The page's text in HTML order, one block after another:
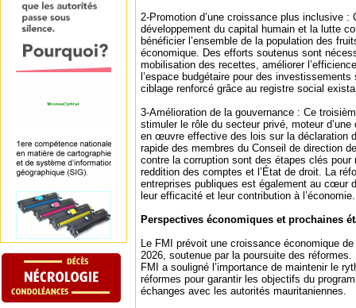
2-Promotion d’une croissance plus inclusive :
développement du capital humain et la lutte
bénéficier l’ensemble de la population des
économique. Des efforts soutenus sont
mobilisation des recettes, améliorer
l’espace budgétaire pour des
ciblage renforcé grâce au registre social
3-Amélioration de la gouvernance : Ce
stimuler le rôle du secteur privé, moteur
en œuvre effective des lois sur la déclaration
rapide des membres du Conseil de direction
contre la corruption sont des étapes clés pour
reddition des comptes et l’État de droit. La
entreprises publiques est également au cœur
leur efficacité et leur contribution à l’économie.
Perspectives économiques et prochaines
Le FMI prévoit une croissance économique
2026, soutenue par la poursuite des
FMI a souligné l’importance de maintenir le
réformes pour garantir les objectifs du
échanges avec les autorités mauritaniennes.